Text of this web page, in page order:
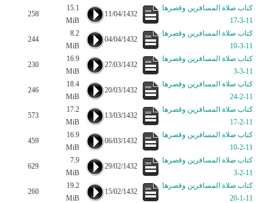
كتاب صلاة المسافرين وقصرها
11-3-17
11/04/1432
15.1
MiB
258
كتاب صلاة المسافرين وقصرها
11-3-10
04/04/1432
8.2
MiB
244
كتاب صلاة المسافرين وقصرها
11-3-3
27/03/1432
16.9
MiB
230
كتاب صلاة المسافرين وقصرها
11-2-24
20/03/1432
18.4
MiB
246
كتاب صلاة المسافرين وقصرها
11-2-17
13/03/1432
17.2
MiB
573
كتاب صلاة المسافرين وقصرها
11-2-10
06/03/1432
16.9
MiB
459
كتاب صلاة المسافرين وقصرها
11-2-3
29/02/1432
7.9
MiB
629
كتاب صلاة المسافرين وقصرها
11-1-20
15/02/1432
19.2
MiB
260